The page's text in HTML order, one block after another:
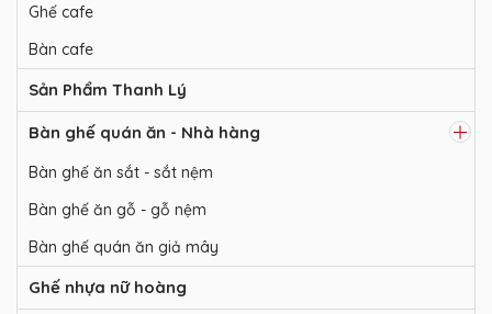
Ghế cafe
Bàn cafe
Sản Phẩm Thanh Lý
Bàn ghế quán ăn - Nhà hàng
Bàn ghế ăn sắt - sắt nệm
Bàn ghế ăn gỗ - gỗ nệm
Bàn ghế quán ăn giả mây
Ghế nhựa nữ hoàng